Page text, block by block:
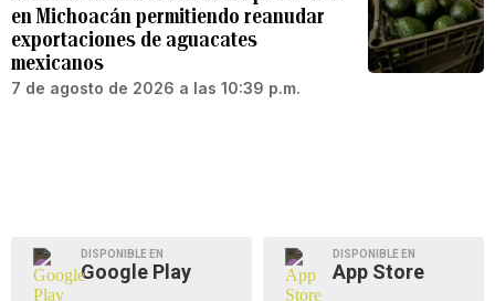
en Michoacán permitiendo reanudar
exportaciones de aguacates
mexicanos
7 de agosto de 2026 a las 10:39 p.m.
DISPONIBLE EN
Google Play
DISPONIBLE EN
App Store